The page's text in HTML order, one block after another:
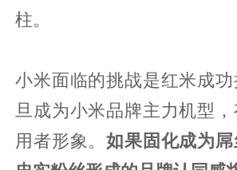
柱。
小米面临的挑战是红米成
旦成为小米品牌主力机型
用者形象。如果固化成为